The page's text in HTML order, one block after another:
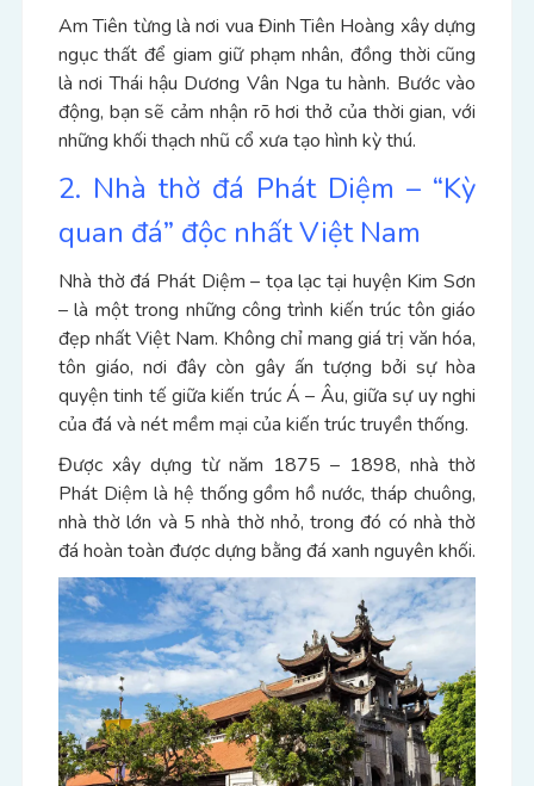
Am Tiên từng là nơi vua Đinh Tiên Hoàng xây dựng
ngục thất để giam giữ phạm nhân, đồng thời cũng
là nơi Thái hậu Dương Vân Nga tu hành. Bước vào
động, bạn sẽ cảm nhận rõ hơi thở của thời gian, với
những khối thạch nhũ cổ xưa tạo hình kỳ thú.
2. Nhà thờ đá Phát Diệm – “Kỳ
quan đá” độc nhất Việt Nam
Nhà thờ đá Phát Diệm – tọa lạc tại huyện Kim Sơn
– là một trong những công trình kiến trúc tôn giáo
đẹp nhất Việt Nam. Không chỉ mang giá trị văn hóa,
tôn giáo, nơi đây còn gây ấn tượng bởi sự hòa
quyện tinh tế giữa kiến trúc Á – Âu, giữa sự uy nghi
của đá và nét mềm mại của kiến trúc truyền thống.
Được xây dựng từ năm 1875 – 1898, nhà thờ
Phát Diệm là hệ thống gồm hồ nước, tháp chuông,
nhà thờ lớn và 5 nhà thờ nhỏ, trong đó có nhà thờ
đá hoàn toàn được dựng bằng đá xanh nguyên khối.